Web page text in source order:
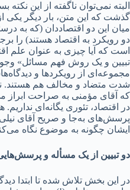
البته نمی‌توان ناگفته از این
گذشت که این متن، بار دیگر یکی
میان این دو اقتصاددان (که به
دو رویکرد به اقتصاد هستند) را
است که آیا چیزی به عنوان علم
تبیین و یک روش فهم مسائل» وجود
مجموعه‌ای از رویکردها و
شدت متضاد و مخالف هم هستند.
که آقای مؤمنی به صراحت ابراز
در اقتصاد، تئوری یگانه‌ای
پرسش‌های به‌جا و صریح آقای
ایشان چگونه به موضوع نگاه
دو تبیین از یک مسأله و
در این بخش تلاش شده تا ابتدا